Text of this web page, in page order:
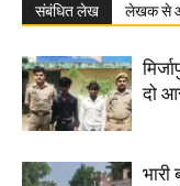
संबंधित लेख लेखक से
दो